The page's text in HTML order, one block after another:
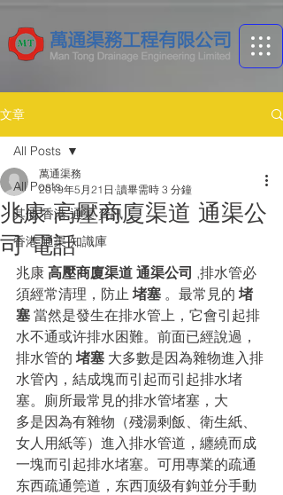
文章
All Posts
其他 香港 通渠 資訊
香港 通渠 ​知識庫
All Posts
兆康 高壓商廈渠道 通渠公
司 電話
萬通渠務
2019年5月21日 讀畢需時 3 分鐘
兆康 高壓商廈渠道 通渠公司 ,排水管必
須經常清理，防止 堵塞 。最常見的 堵
塞 當然是發生在排水管上，它會引起排
水不通或许排水困難。前面已經說過，
排水管的 堵塞 大多數是因為雜物進入排
水管內，結成塊而引起而引起排水堵
塞。廁所最常見的排水管堵塞，大
多是因為有雜物（殘湯剩飯、衛生紙、
女人用紙等）進入排水管道，纏繞而成
一塊而引起排水堵塞。可用專業的疏通
东西疏通筦道，东西顶级有鉤並分手動